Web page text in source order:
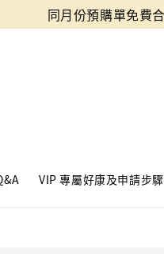
VIP 專屬好康及申請步驟